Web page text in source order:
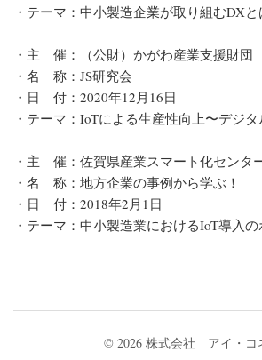
・テーマ：中小製造企業が取り組むDXと
・主 催：（公財）かがわ産業支援財団
・名 称：JS研究会
・日 付：2020年12月16日
・テーマ：IoTによる生産性向上〜デジ
・主 催：佐賀県産業スマート化センタ
・名 称：地方企業の事例から学ぶ！
・日 付：2018年2月1日
・テーマ：中小製造業におけるIoT導入
© 2026 株式会社 アイ・コ